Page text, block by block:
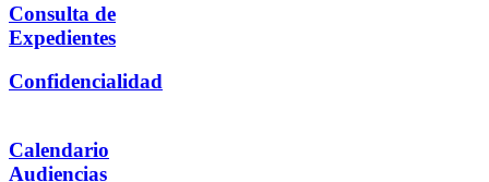
Consulta de
Expedientes
Confidencialidad
Calendario
Audiencias